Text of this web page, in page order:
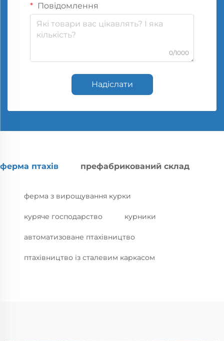
Повідомлення
0/1000
Надіслати
ферма птахів префабрикований склад
ферма з вирощування курки
куряче господарство курники
автоматизоване птахівництво
птахівництво із сталевим каркасом